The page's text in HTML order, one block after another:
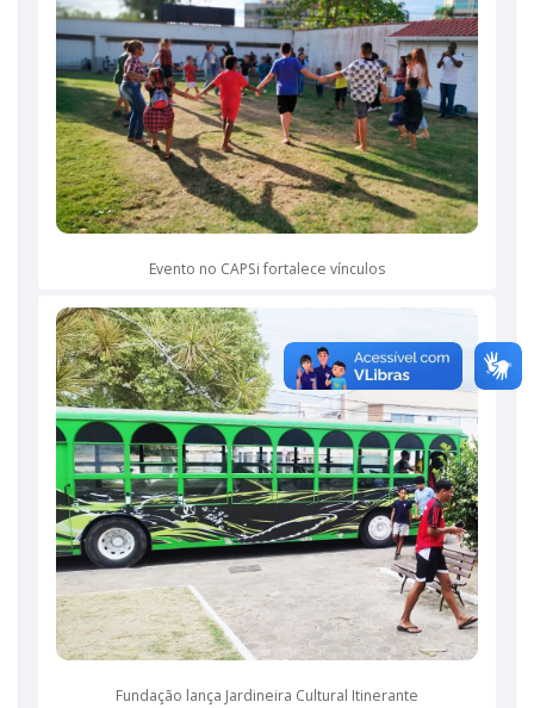
Evento no CAPSi fortalece vínculos
Fundação lança Jardineira Cultural Itinerante